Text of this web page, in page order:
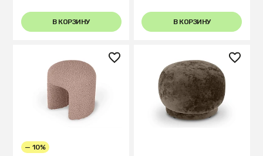
В КОРЗИНУ В КОРЗИНУ
— 10%